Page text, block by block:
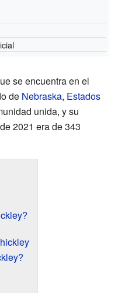
se encuentra en el
de Nebraska, Estados
unida, y su
2021 era de 343